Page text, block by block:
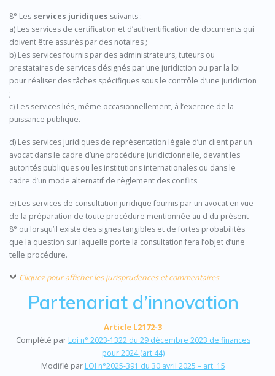
8° Les services juridiques suivants :
a) Les services de certification et d’authentification de documents qui
doivent être assurés par des notaires ;
b) Les services fournis par des administrateurs, tuteurs ou
prestataires de services désignés par une juridiction ou par la loi
pour réaliser des tâches spécifiques sous le contrôle d’une juridiction
;
c) Les services liés, même occasionnellement, à l’exercice de la
puissance publique.
d) Les services juridiques de représentation légale d’un client par un
avocat dans le cadre d’une procédure juridictionnelle, devant les
autorités publiques ou les institutions internationales ou dans le
cadre d’un mode alternatif de règlement des conflits
e) Les services de consultation juridique fournis par un avocat en vue
de la préparation de toute procédure mentionnée au d du présent
8° ou lorsqu’il existe des signes tangibles et de fortes probabilités
que la question sur laquelle porte la consultation fera l’objet d’une
telle procédure.
Cliquez pour afficher les jurisprudences et commentaires
Partenariat d’innovation
Article L2172-3
Complété par Loi n° 2023-1322 du 29 décembre 2023 de finances
pour 2024 (art.44)
Modifié par LOI n°2025-391 du 30 avril 2025 – art. 15